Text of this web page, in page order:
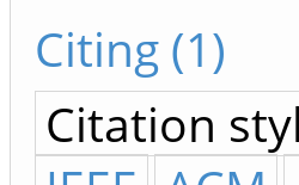
Citing (1)
Citation